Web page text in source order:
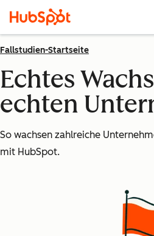
Fallstudien-Startseite
Echtes
echten
So wachsen zahlreiche
mit HubSpot.